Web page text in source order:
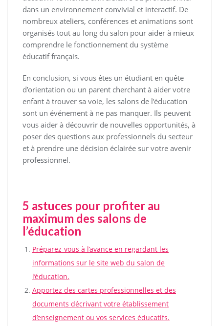
dans un environnement convivial et interactif. De
nombreux ateliers, conférences et animations sont
organisés tout au long du salon pour aider à mieux
comprendre le fonctionnement du système
éducatif français.
En conclusion, si vous êtes un étudiant en quête
d’orientation ou un parent cherchant à aider votre
enfant à trouver sa voie, les salons de l’éducation
sont un événement à ne pas manquer. Ils peuvent
vous aider à découvrir de nouvelles opportunités, à
poser des questions aux professionnels du secteur
et à prendre une décision éclairée sur votre avenir
professionnel.
5 astuces pour profiter au
maximum des salons de
l’éducation
Préparez-vous à l’avance en regardant les
informations sur le site web du salon de
l’éducation.
Apportez des cartes professionnelles et des
documents décrivant votre établissement
d’enseignement ou vos services éducatifs.